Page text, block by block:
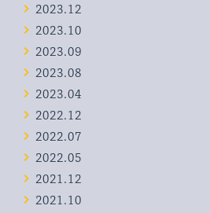
2023.12
2023.10
2023.09
2023.08
2023.04
2022.12
2022.07
2022.05
2021.12
2021.10